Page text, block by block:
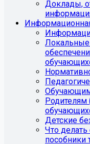
Доклады,
Родителям
Детские
Что
пособники